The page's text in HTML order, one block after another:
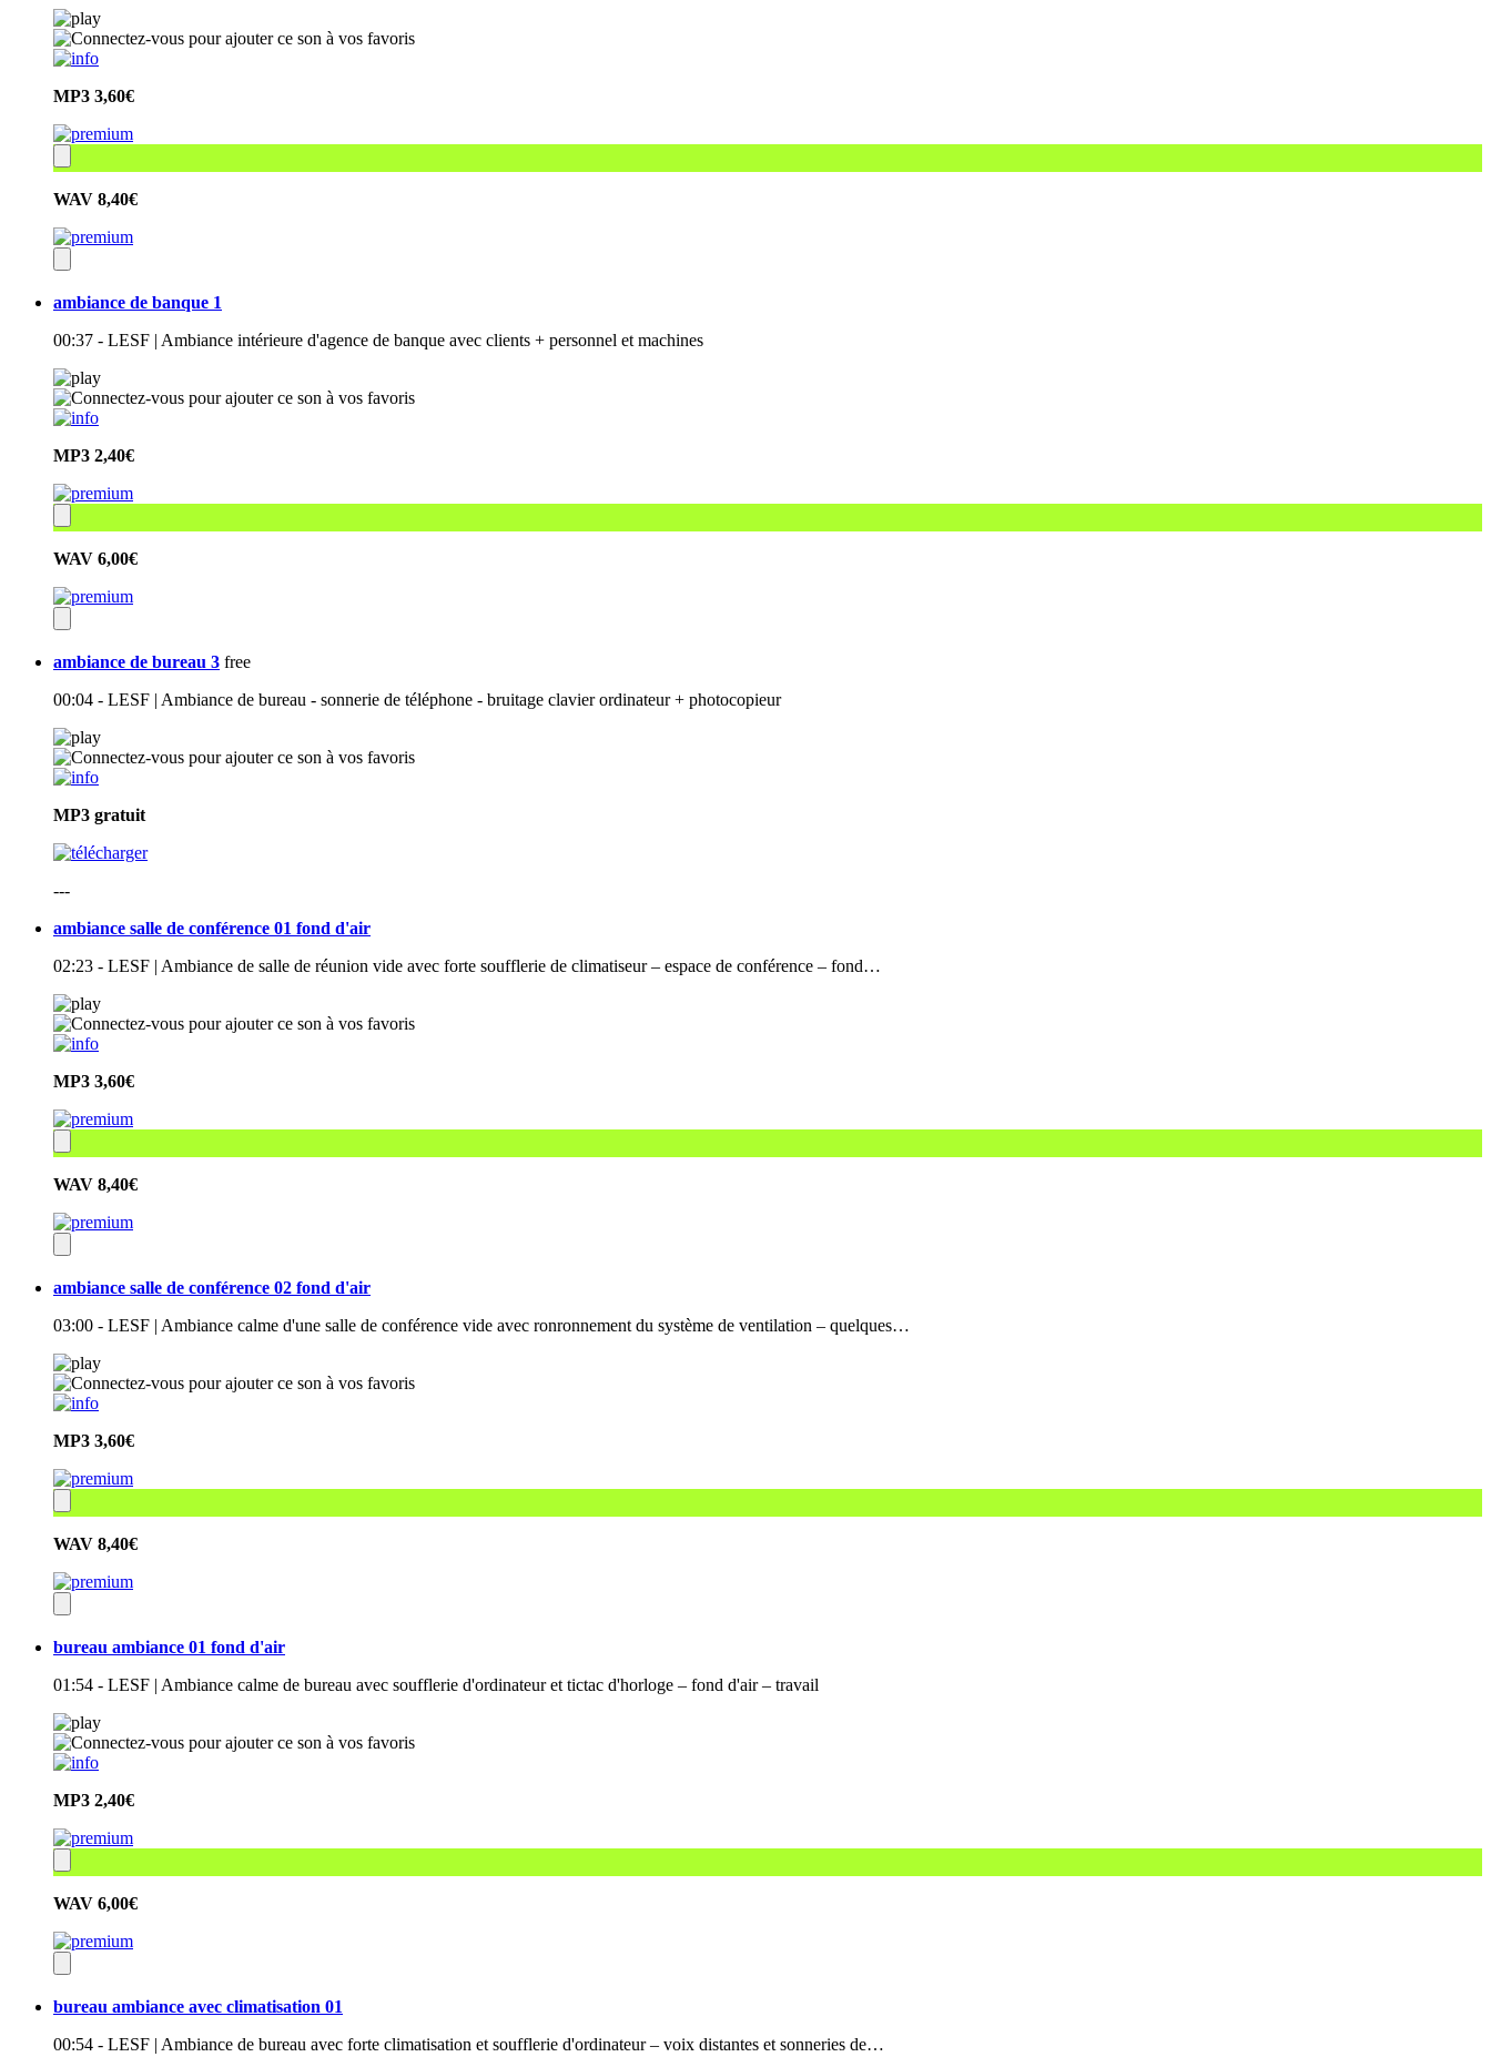
MP3 3,60€
WAV 8,40€
ambiance de banque 1
00:37 - LESF | Ambiance intérieure d'agence de banque avec clients + personnel et machines
MP3 2,40€
WAV 6,00€
ambiance de bureau 3 free
00:04 - LESF | Ambiance de bureau - sonnerie de téléphone - bruitage clavier ordinateur + photocopieur
MP3 gratuit
---
ambiance salle de conférence 01 fond d'air
02:23 - LESF | Ambiance de salle de réunion vide avec forte soufflerie de climatiseur – espace de conférence – fond…
MP3 3,60€
WAV 8,40€
ambiance salle de conférence 02 fond d'air
03:00 - LESF | Ambiance calme d'une salle de conférence vide avec ronronnement du système de ventilation – quelques…
MP3 3,60€
WAV 8,40€
bureau ambiance 01 fond d'air
01:54 - LESF | Ambiance calme de bureau avec soufflerie d'ordinateur et tictac d'horloge – fond d'air – travail
MP3 2,40€
WAV 6,00€
bureau ambiance avec climatisation 01
00:54 - LESF | Ambiance de bureau avec forte climatisation et soufflerie d'ordinateur – voix distantes et sonneries de…